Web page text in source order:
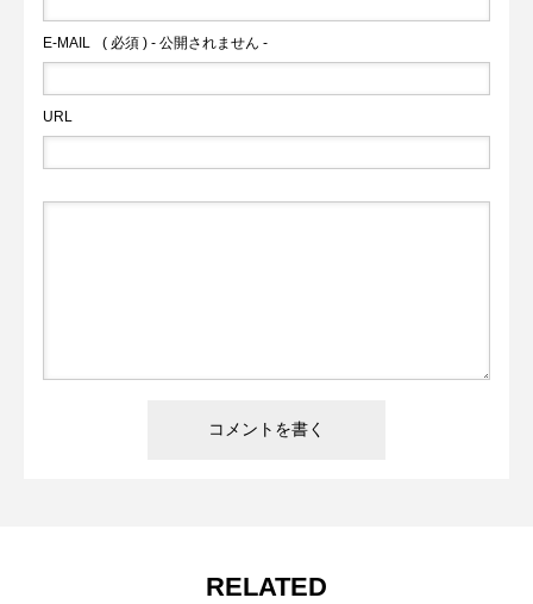
E-MAIL ( 必須 ) - 公開されません -
URL
RELATED